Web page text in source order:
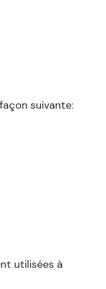
suivante:
utilisées à